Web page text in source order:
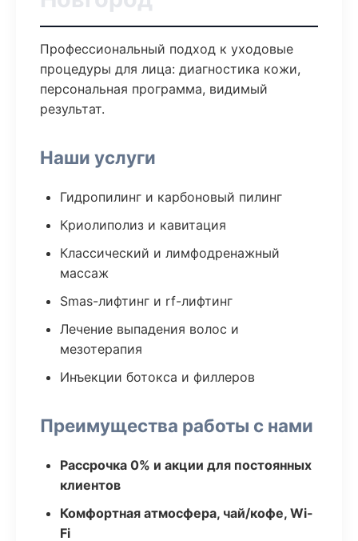
Профессиональный подход к уходовые
процедуры для лица: диагностика кожи,
персональная программа, видимый
результат.
Наши услуги
Гидропилинг и карбоновый пилинг
Криолиполиз и кавитация
Классический и лимфодренажный
массаж
Smas-лифтинг и rf-лифтинг
Лечение выпадения волос и
мезотерапия
Инъекции ботокса и филлеров
Преимущества работы с нами
Рассрочка 0% и акции для постоянных
клиентов
Комфортная атмосфера, чай/кофе, Wi-
Fi